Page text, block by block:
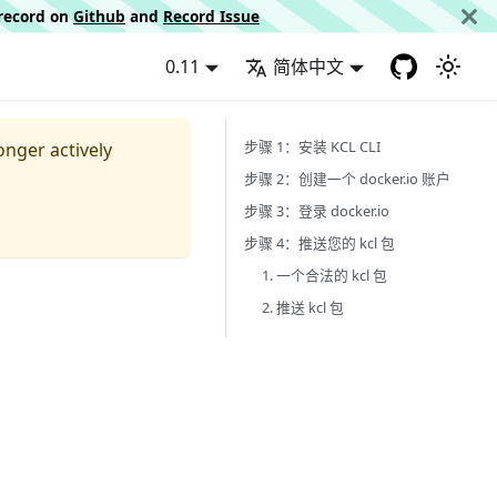
onGithub and Record Issue
0.11 简体中文
actively
步骤 1：安装 KCL CLI
步骤 2：创建一个 docker.io 账户
步骤 3：登录 docker.io
步骤 4：推送您的 kcl 包
1. 一个合法的 kcl 包
2. 推送 kcl 包